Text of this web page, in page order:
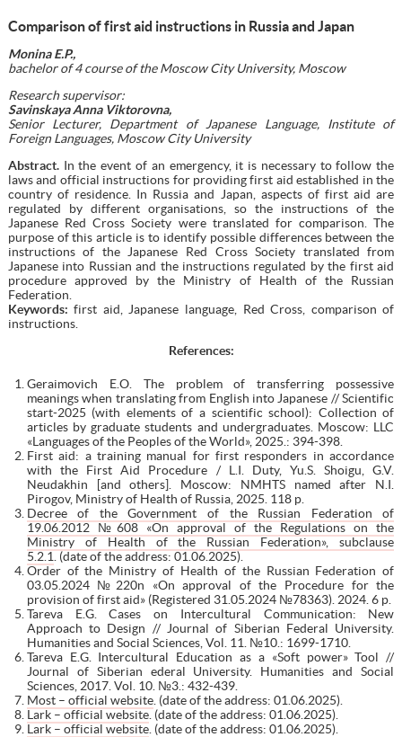
Comparison of first aid instructions in Russia and Japan
Monina E.P.,
bachelorof 4 course of the Moscow City University, Moscow
Research supervisor:
Savinskaya Anna Viktorovna,
Senior Lecturer, Department of Japanese Language, Institute of
Foreign Languages, Moscow City University
Abstract. In the event of an emergency, it is necessary to follow the
laws and official instructions for providing first aid established in the
country of residence. In Russia and Japan, aspects of first aid are
regulated by different organisations, so the instructions of the
Japanese Red Cross Society were translated for comparison. The
purpose of this article is to identify possible differences between the
instructions of the Japanese Red Cross Society translated from
Japanese into Russian and the instructions regulated by the first aid
procedure approved by the Ministry of Health of the Russian
Federation.
Keywords:first aid, Japanese language, Red Cross, comparison of
instructions.
References:
Geraimovich E.O. The problem of transferring possessive
meanings when translating from English into Japanese // Scientific
start-2025 (with elements of a scientific school): Collection of
articles by graduate students and undergraduates. Moscow: LLC
«Languages of the Peoples of the World», 2025.: 394-398.
First aid: a training manual for first responders in accordance
with the First Aid Procedure / L.I. Duty, Yu.S. Shoigu, G.V.
Neudakhin [and others]. Moscow: NMHTS named after N.I.
Pirogov, Ministry of Health of Russia, 2025. 118 p.
Decree of the Government of the Russian Federation of
19.06.2012 №608 «On approval of the Regulations on the
Ministry of Health of the Russian Federation», subclause
5.2.1 . (date of the address: 01.06.2025).
Order of the Ministry of Health of the Russian Federation of
03.05.2024 №220n «On approval of the Procedure for the
provision of first aid» (Registered 31.05.2024 №78363). 2024. 6 p.
Tareva E.G. Cases on Intercultural Communication: New
Approach to Design // Journal of Siberian Federal University.
Humanities and Social Sciences, Vol. 11. №10.: 1699-1710.
Tareva E.G. Intercultural Education as a «Soft power» Tool //
Journal of Siberian ederal University. Humanities and Social
Sciences, 2017. Vol. 10. №3.: 432-439.
Most – official website. (date of the address: 01.06.2025).
Lark – official website. (date of the address: 01.06.2025).
Lark – official website. (date of the address: 01.06.2025).